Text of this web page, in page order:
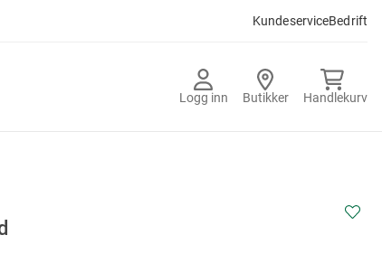
KundeserviceBedrift
Logg inn Butikker Handlekurv